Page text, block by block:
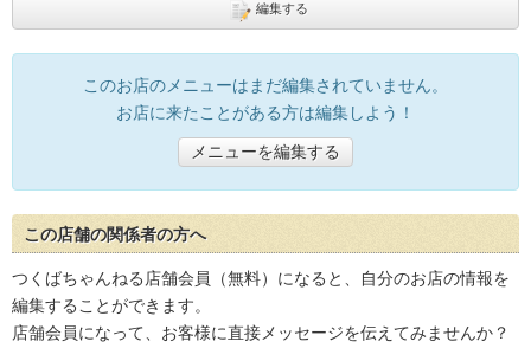
編集する
このお店のメニューはまだ編集されていません。
お店に来たことがある方は編集しよう！
メニューを編集する
この店舗の関係者の方へ
つくばちゃんねる店舗会員（無料）になると、自分のお店の情報を
編集することができます。
店舗会員になって、お客様に直接メッセージを伝えてみませんか？